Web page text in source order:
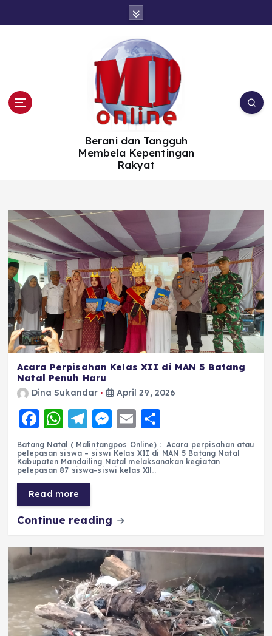
Berani dan Tangguh
Membela Kepentingan
Rakyat
Acara Perpisahan Kelas XII di MAN 5 Batang
Natal Penuh Haru
Dina Sukandar April 29, 2026
F
a
c
e
b
o
o
k
W
h
a
ts
A
p
p
T
el
e
g
a
m
M
e
ss
e
g
er
E
m
ai
l
h
a
Batang Natal ( Malintangpos Online) : Acara perpisahan atau
pelepasan siswa – siswi Kelas XII di MAN 5 Batang Natal
Kabupaten Mandailing Natal melaksanakan kegiatan
pelepasan 87 siswa-siswi kelas Xll…
Read more
Continue reading